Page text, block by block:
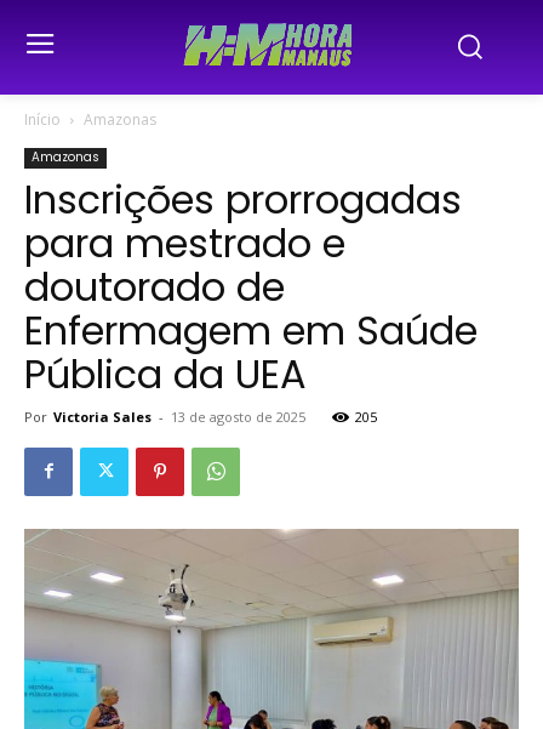
Início Amazonas
Amazonas
Inscrições prorrogadas
para mestrado e
doutorado de
Enfermagem em Saúde
Pública da UEA
Por Victoria Sales - 13 de agosto de 2025 205